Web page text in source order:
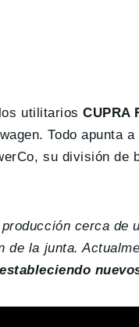
utilitariosCUPRA
Todo apunta
su división
cerca
de la junta.